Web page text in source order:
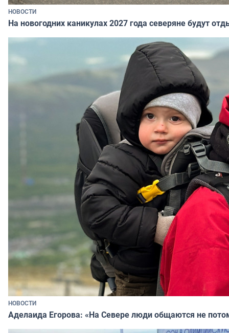
НОВОСТИ
На новогодних каникулах 2027 года северяне будут
НОВОСТИ
Аделаида Егорова: «На Севере люди общаются не